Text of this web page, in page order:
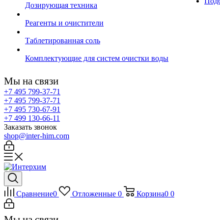
Дозирующая техника
Реагенты и очистители
Таблетированная соль
Комплектующие для систем очистки воды
Мы на связи
+7 495 799-37-71
+7 495 799-37-71
+7 495 730-67-91
+7 499 130-66-11
Заказать звонок
shop@inter-him.com
Сравнение0 Отложенные 0 Корзина0 0